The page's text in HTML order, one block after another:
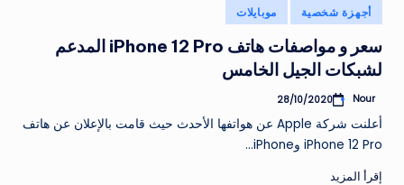
نُشر
في
أجهزة شخصية موبايلات
سعر و مواصفات هاتف iPhone 12 Pro المدعم
لشبكات الجيل الخامس
تمّ
بواسطة
Nour
28/10/2020
أعلنت شركة Apple عن هواتفها الأحدث حيث قامت بالإعلان عن هاتف
iPhone 12 Pro وiPhone…
إقرأ المزيد